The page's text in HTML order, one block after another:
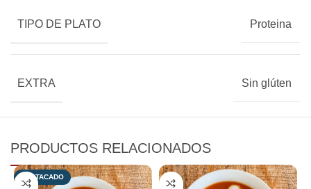
TIPO DE PLATO Proteina
EXTRA Sin glúten
PRODUCTOS RELACIONADOS
DESTACADO